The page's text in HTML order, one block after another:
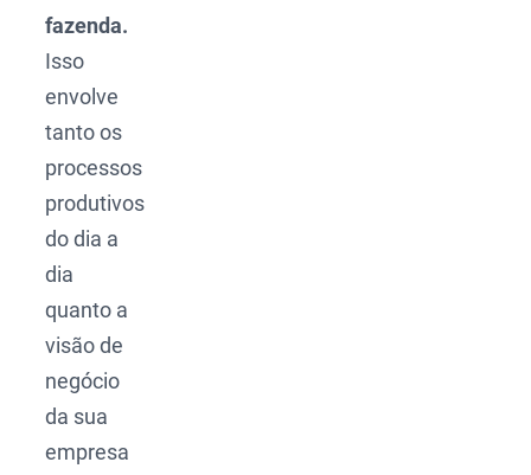
fazenda.
Isso
envolve
tanto os
processos
produtivos
do dia a
dia
quanto a
visão de
negócio
da sua
empresa